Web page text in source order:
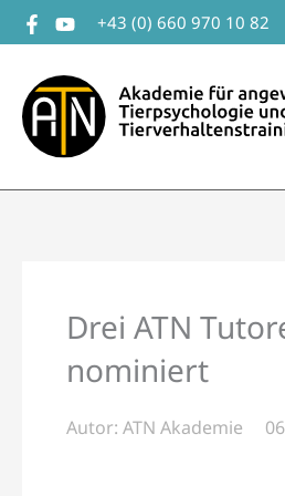
Zum
Inhalt
+43 (0) 660 970 10 82
Drei ATN
nominiert
Autor: ATN Akademie